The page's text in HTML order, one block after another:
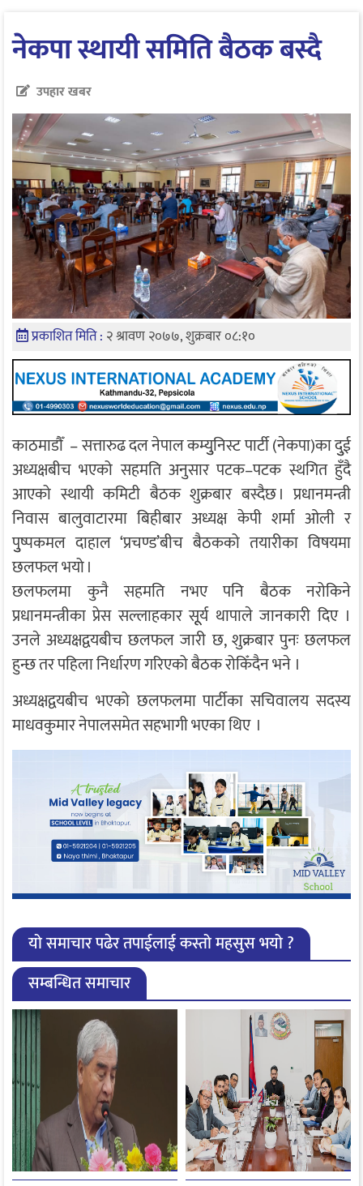
नेकपा स्थायी समिति बैठक बस्दै
उपहार खबर
प्रकाशित मिति : २ श्रावण २०७७, शुक्रबार ०८:१०
काठमाडाैँ – सत्तारुढ दल नेपाल कम्युुनिस्ट पार्टी (नेकपा)का दुुई
अध्यक्षबीच भएको सहमति अनुसार पटक–पटक स्थगित हुँदै
आएको स्थायी कमिटी बैठक शुक्रबार बस्दैछ । प्रधानमन्त्री
निवास बालुवाटारमा बिहीबार अध्यक्ष केपी शर्मा ओली र
पुुष्पकमल दाहाल ‘प्रचण्ड’बीच बैठकको तयारीका विषयमा
छलफल भयो ।
छलफलमा कुनै सहमति नभए पनि बैठक नरोकिने
प्रधानमन्त्रीका प्रेस सल्लाहकार सूूर्य थापाले जानकारी दिए ।
उनले अध्यक्षद्वयबीच छलफल जारी छ, शुक्रबार पुनः छलफल
हुन्छ तर पहिला निर्धारण गरिएको बैठक रोकिँदैन भने ।
अध्यक्षद्वयबीच भएको छलफलमा पार्टीका सचिवालय सदस्य
माधवकुमार नेपालसमेत सहभागी भएका थिए ।
यो समाचार पढेर तपाईलाई कस्तो महसुस भयो ?
सम्बन्धित समाचार